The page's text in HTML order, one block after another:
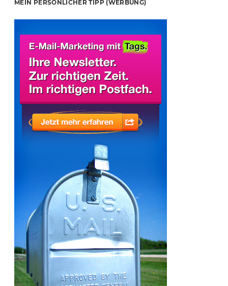
MEIN PERSÖNLICHER TIPP (WERBUNG)